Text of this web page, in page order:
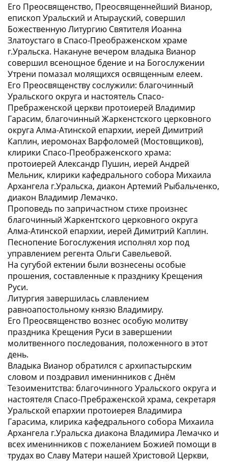
Его Преосвященство, Преосвященнейший Вианор,
епископ Уральский и Атырауский, совершил
Божественную Литургию Святителя Иоанна
Златоустаго в Спасо-Преображенском храме
г.Уральска. Накануне вечером владыка Вианор
совершил всенощное бдение и на Богослужении
Утрени помазал молящихся освященным елеем.
Его Преосвященству сослужили: благочинный
Уральского округа и настоятель Спасо-
Пребраженской церкви протоиерей Владимир
Гарасим, благочинный Жаркенстского церковного
округа Алма-Атинской епархии, иерей Димитрий
Каплин, иеромонах Варфоломей (Мостовщиков),
клирики Спасо-Преображенского храма:
протоиерей Александр Пушин, иерей Андрей
Мельник, клирики кафедрального собора Михаила
Архангела г.Уральска, диакон Артемий Рыбальченко,
диакон Владимир Лемачко.
Проповедь по запричастном стихе произнес
благочинный Жаркентского церковного округа
Алма-Атинской епархии, иерей Димитрий Каплин.
Песнопение Богослужения исполнял хор под
управлением регента Ольги Савельевой.
На сугубой ектении были вознесены особые
прошения, составленные к празднику Крещения
Руси.
Литургия завершилась славлением
равноапостольному князю Владимиру.
Его Преосвященство вознес особую молитву
праздника Крещения Руси в завершении
молитвенного последования, положенного в этот
день.
Владыка Вианор обратился с архипастырским
словом и поздравил именинников с Днём
Тезоименитства: благочинного Уральского округа и
настоятеля Спасо-Пребраженской храма, секретаря
Уральской епархии протоиерея Владимира
Гарасима, клирика кафедрального собора Михаила
Архангела г.Уральска диакона Владимира Лемачко и
всех именинников с пожеланием Божией помощи в
трудах во Славу Матери нашей Христовой Церкви,